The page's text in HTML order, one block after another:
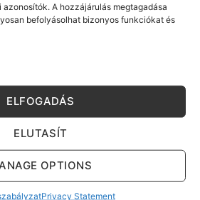
A hozzájárulás megtagadása
befolyásolhat bizonyos funkciókat és
ELFOGADÁS
ELUTASÍT
OPTIONS
Privacy Statement
van? Írjon nekünk!